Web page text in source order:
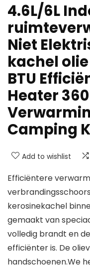
4.6L/6L
Niet
kachel
BTU
Heater
Camping
Add to wishlist
Efficiëntere
kerosinekachel
gemaakt van
volledig brandt en
efficiënter is. De
handschoenen.We